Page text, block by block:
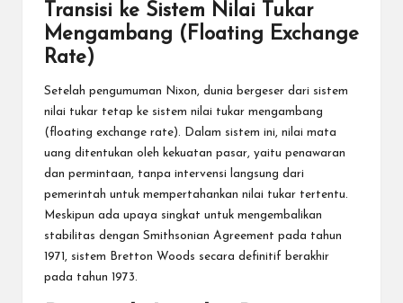
Transisi ke Sistem Nilai Tukar
Mengambang (Floating Exchange
Rate)
Setelah pengumuman Nixon, dunia bergeser dari sistem
nilai tukar tetap ke sistem nilai tukar mengambang
(floating exchange rate). Dalam sistem ini, nilai mata
uang ditentukan oleh kekuatan pasar, yaitu penawaran
dan permintaan, tanpa intervensi langsung dari
pemerintah untuk mempertahankan nilai tukar tertentu.
Meskipun ada upaya singkat untuk mengembalikan
stabilitas dengan Smithsonian Agreement pada tahun
1971, sistem Bretton Woods secara definitif berakhir
pada tahun 1973.